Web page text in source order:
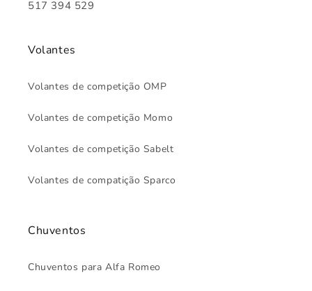
517 394 529
Volantes
Volantes de competição OMP
Volantes de competição Momo
Volantes de competição Sabelt
Volantes de compatição Sparco
Chuventos
Chuventos para Alfa Romeo